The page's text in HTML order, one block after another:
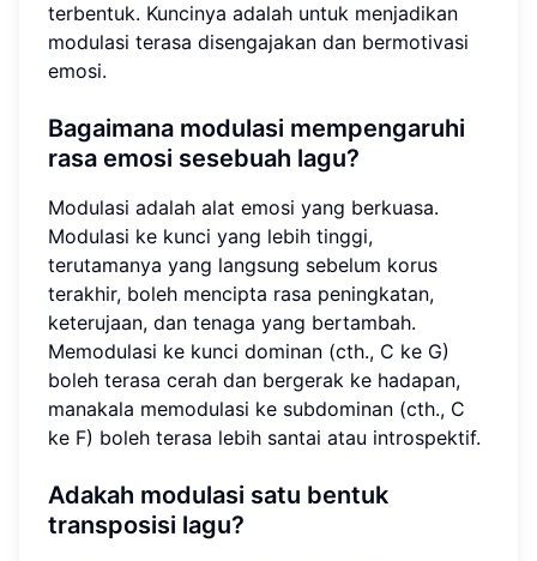
terbentuk. Kuncinya adalah untuk menjadikan
modulasi terasa disengajakan dan bermotivasi
emosi.
Bagaimana modulasi mempengaruhi
rasa emosi sesebuah lagu?
Modulasi adalah alat emosi yang berkuasa.
Modulasi ke kunci yang lebih tinggi,
terutamanya yang langsung sebelum korus
terakhir, boleh mencipta rasa peningkatan,
keterujaan, dan tenaga yang bertambah.
Memodulasi ke kunci dominan (cth., C ke G)
boleh terasa cerah dan bergerak ke hadapan,
manakala memodulasi ke subdominan (cth., C
ke F) boleh terasa lebih santai atau introspektif.
Adakah modulasi satu bentuk
transposisi lagu?